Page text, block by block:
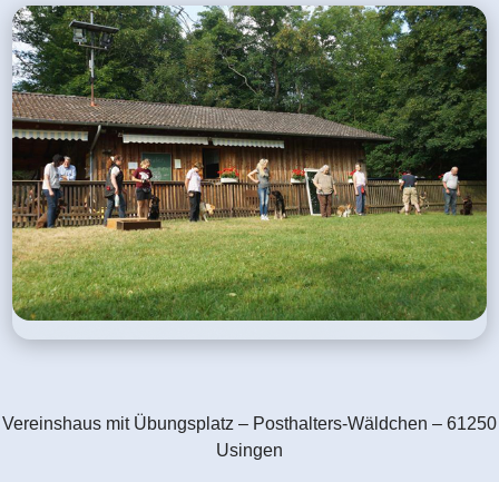
Vereinshaus mit Übungsplatz – Posthalters-Wäldchen – 61250
Usingen